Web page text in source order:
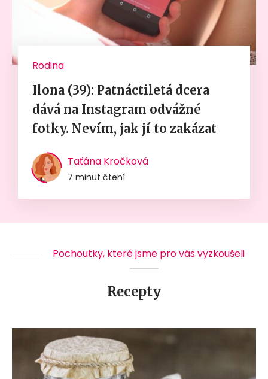
Rodina
Ilona (39): Patnáctiletá dcera
dává na Instagram odvážné
fotky. Nevím, jak jí to zakázat
Taťána Kročková
7 minut čtení
Pochoutky, které jsme pro vás vyzkoušeli
Recepty